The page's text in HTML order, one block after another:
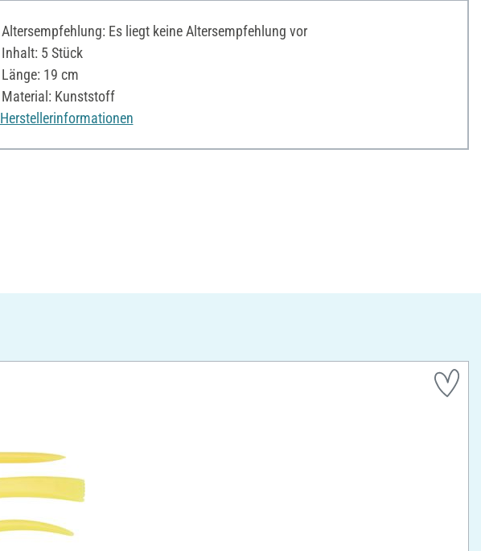
Altersempfehlung: Es liegt keine Altersempfehlung vor
Inhalt: 5 Stück
Länge: 19 cm
Material: Kunststoff
Herstellerinformationen